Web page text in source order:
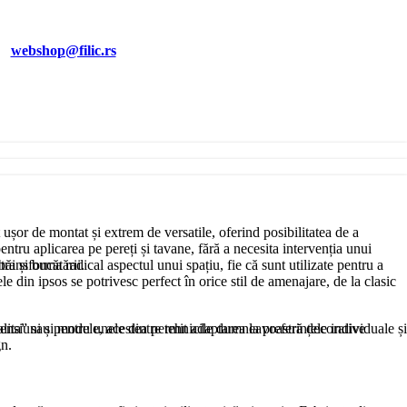
webshop@filic.rs
de montat și extrem de versatile, oferind posibilitatea de a
aplicarea pe pereți și tavane, fără a necesita intervenția unui
și bucătării.
sau pentru unele dintre tehnicile dumneavoastră decorative
radical aspectul unui spațiu, fie că sunt utilizate pentru a
din ipsos se potrivesc perfect în orice stil de amenajare, de la clasic
și modele, acestea permit adaptarea la preferințele individuale și